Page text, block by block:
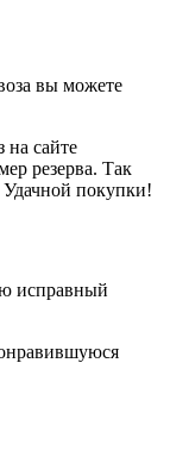
вы можете
на сайте
резерва. Так
Удачной покупки!
исправный